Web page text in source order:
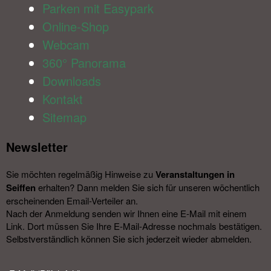
Parken mit Easypark
Online-Shop
Webcam
360° Panorama
Downloads
Kontakt
Sitemap
Newsletter​
Sie möchten regelmäßig Hinweise zu Veranstal­tungen in
Seiffen erhalten? Dann melden Sie sich für unseren wöchentlich
erscheinenden Email-Verteiler an.
Nach der Anmeldung senden wir Ihnen eine E-Mail mit einem
Link. Dort müssen Sie Ihre E-Mail-Adresse nochmals bestätigen.
Selbstverständlich können Sie sich jederzeit wieder abmelden.​